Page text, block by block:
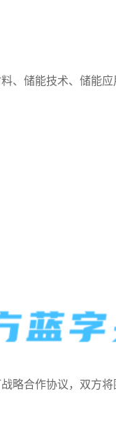
、储能技术、储能
略合作协议，双方